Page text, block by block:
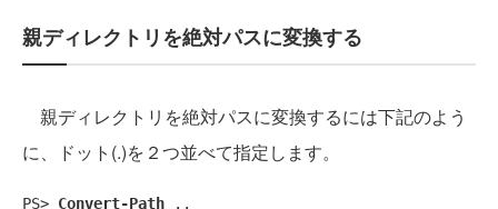
親ディレクトリを絶対パスに変換する
親ディレクトリを絶対パスに変換するには下記のよう
に、ドット(.)を２つ並べて指定します。
PS> Convert-Path ..